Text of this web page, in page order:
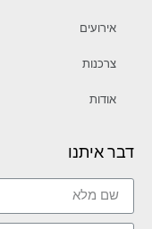
אירועים
צרכנות
אודות
דבר איתנו